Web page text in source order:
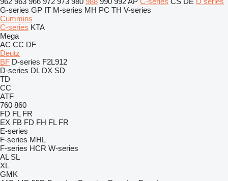
G-series GP IT M-series MH PC TH V-series
Cummins
C-series KTA
Mega
AC CC DF
Deutz
BF D-series F2L912
D-series DL DX SD
TD
CC
ATF
760 860
FD FL FR
EX FB FD FH FL FR
E-series
F-series MHL
F-series HCR W-series
AL SL
XL
GMK